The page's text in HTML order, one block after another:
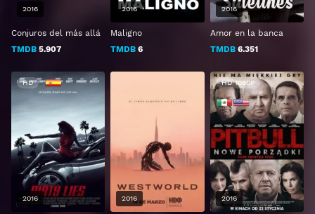
Conjuros del más allá
TMDB 5.907
2016
Maligno
TMDB 6
2016
Amor en la banca
TMDB6.351
2016
HD
2016 2016
HD 1080P
2016